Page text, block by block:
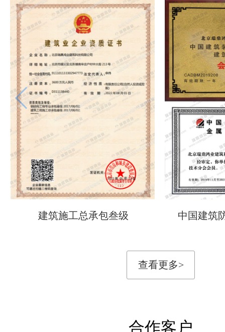
建筑施工总承包叁级 中国建筑
查看更多>
合作客户